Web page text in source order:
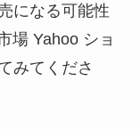
になる可能性
場 Yahoo ショ
みてくださ